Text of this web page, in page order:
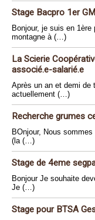
Stage Bacpro 1er
Bonjour, je suis en
montagne à (…)
La Scierie
associé.e-salarié.e
Après un an et demi de
actuellement (…)
Recherche grumes
BOnjour, Nous
(la (…)
Stage de 4eme
Bonjour Je souhaite
Je (…)
Stage pour BTSA